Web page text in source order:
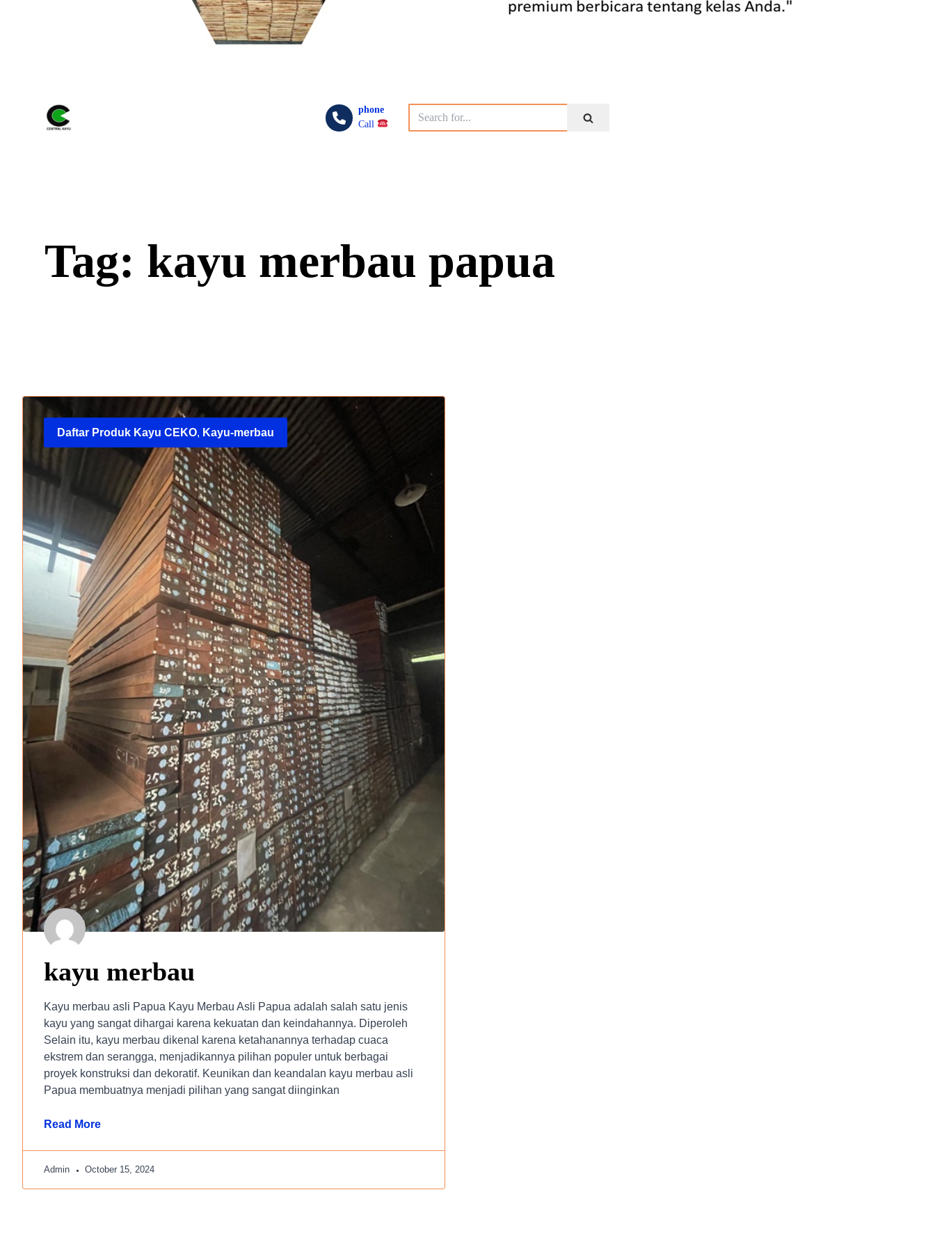
phone
Call
Tag: kayu merbau papua
Daftar Produk Kayu CEKO, Kayu-merbau
kayu merbau
Kayu merbau asli Papua Kayu Merbau Asli Papua adalah salah satu jenis
kayu yang sangat dihargai karena kekuatan dan keindahannya. Diperoleh
Selain itu, kayu merbau dikenal karena ketahanannya terhadap cuaca
ekstrem dan serangga, menjadikannya pilihan populer untuk berbagai
proyek konstruksi dan dekoratif. Keunikan dan keandalan kayu merbau asli
Papua membuatnya menjadi pilihan yang sangat diinginkan
Read More
Admin October 15, 2024